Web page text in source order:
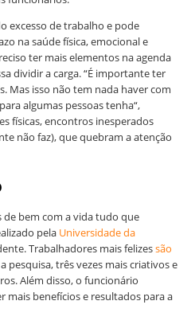
excesso de trabalho e pode
na saúde física, emocional e
ter mais elementos na agenda
dividir a carga. “É importante ter
Mas isso não tem nada haver com
algumas pessoas tenha“,
físicas, encontros inesperados
não faz), que quebram a atenção
bem com a vida tudo que
pela Universidade da
Trabalhadores mais felizessão
pesquisa, três vezes mais criativos e
Além disso, o funcionário
mais benefícios e resultados para a